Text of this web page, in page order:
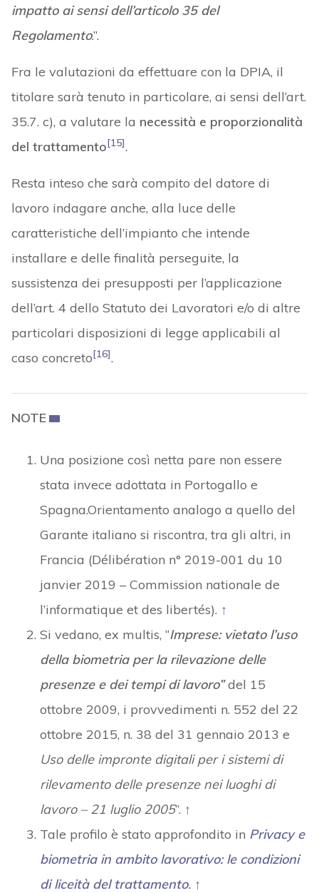
impatto ai sensi dell’articolo 35 del
Regolamento.”.
Fra le valutazioni da effettuare con la DPIA, il
titolare sarà tenuto in particolare, ai sensi dell’art.
35.7. c), a valutare la necessità e proporzionalità
del trattamento[15].
Resta inteso che sarà compito del datore di
lavoro indagare anche, alla luce delle
caratteristiche dell’impianto che intende
installare e delle finalità perseguite, la
sussistenza dei presupposti per l’applicazione
dell’art. 4 dello Statuto dei Lavoratori e/o di altre
particolari disposizioni di legge applicabili al
caso concreto[16].
NOTE
Una posizione così netta pare non essere
stata invece adottata in Portogallo e
Spagna.Orientamento analogo a quello del
Garante italiano si riscontra, tra gli altri, in
Francia (Délibération n° 2019-001 du 10
janvier 2019 – Commission nationale de
l’informatique et des libertés). ↑
Si vedano, ex multis, “Imprese: vietato l’uso
della biometria per la rilevazione delle
presenze e dei tempi di lavoro”del 15
ottobre 2009, i provvedimenti n. 552 del 22
ottobre 2015, n. 38 del 31 gennaio 2013 e
Uso delle impronte digitali per i sistemi di
rilevamento delle presenze nei luoghi di
lavoro – 21 luglio 2005”. ↑
Tale profilo è stato approfondito in Privacy e
biometria in ambito lavorativo: le condizioni
di liceità del trattamento. ↑